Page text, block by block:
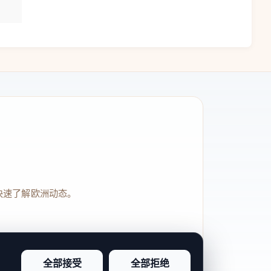
了解欧洲动态。
全部接受 全部拒绝